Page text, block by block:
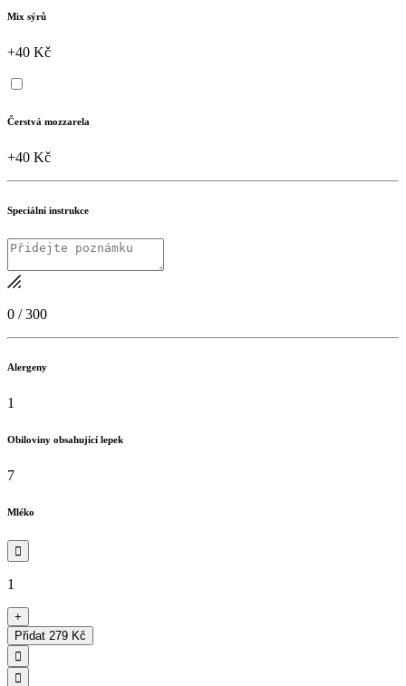
Mix sýrů
+40 Kč
Čerstvá mozzarela
+40 Kč
Speciální instrukce
0 /300
Alergeny
1
Obiloviny obsahující lepek
7
Mléko

1
+
Přidat 279 Kč

